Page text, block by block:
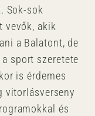
Sok-sok
vevők, akik
a Balatont, de
sport szeretete
is érdemes
vitorlásverseny
és